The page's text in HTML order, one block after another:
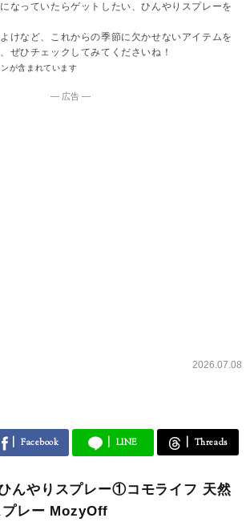
なっていたらゲットしたい、ひんやりスプレーを
けなど、これからの季節に欠かせないアイテムを
ぜひチェックしてみてくださいね！
が含まれています
― 広告 ―
2026.07.08
Facebook LINE Threads
んやりスプレー①コモライフ 天然
プレー MozyOff